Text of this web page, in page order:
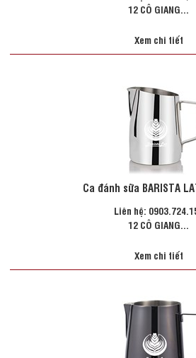
12 CÔ GIANG...
Xem chi tiết
Ca đánh sữa BARISTA
Liên hệ:
12 CÔ GIANG...
Xem chi tiết